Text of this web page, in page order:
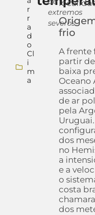
r
r
a
d
o
Cl
i
m
a
extremos
severos
frio
A frente
partir
baixa
Oceano
de ar
pela
Uruguai.
dos
no
a
e a
o
costa
dos